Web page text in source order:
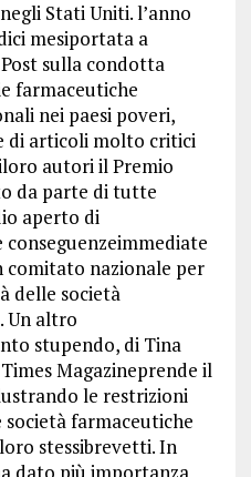
Stati Uniti. l’anno
mesiportata a
sulla condotta
farmaceutiche
nei paesi poveri,
di articoli molto critici
autori il Premio
da parte di tutte
aperto di
conseguenzeimmediate
comitato nazionale per
delle società
Un altro
stupendo, di Tina
Magazineprende il
le restrizioni
società farmaceutiche
stessibrevetti. In